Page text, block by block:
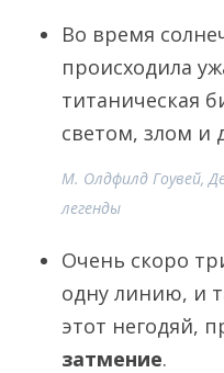
Во время
происходила
титаническая
светом, злом и
М. Олдфилд Гоувей,
легенды
Очень скоро
одну линию, и
этот негодяй,
затмение.